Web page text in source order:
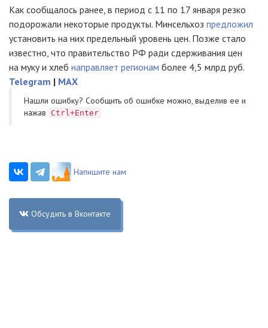
Как сообщалось ранее, в период с 11 по 17 января резко
подорожали некоторые продукты. Минсельхоз предложил
установить на них предельный уровень цен. Позже стало
известно, что правительство РФ ради сдерживания цен
на муку и хлеб направляет регионам более 4,5 млрд руб.
Telegram | MAX
Нашли ошибку? Cообщить об ошибке можно, выделив ее и
нажав
Ctrl+Enter
Напишите нам
Обсудить в Вконтакте